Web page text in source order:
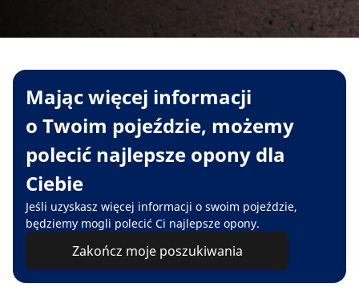
Mając więcej informacji
o Twoim pojeździe, możemy
polecić najlepsze opony dla
Ciebie
Jeśli uzyskasz więcej informacji o swoim pojeździe,
będziemy mogli polecić Ci najlepsze opony.
Zakończ moje poszukiwania